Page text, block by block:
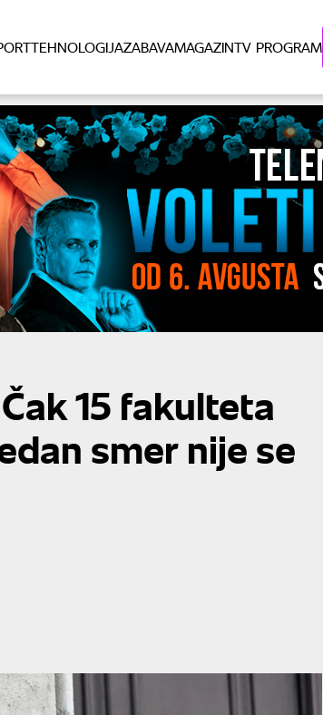
TEHNOLOGIJAZABAVAMAGAZINTV PROGRAM
15 fakulteta
smer nije se